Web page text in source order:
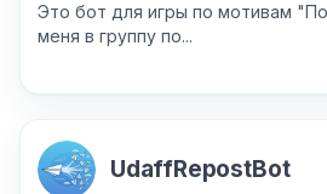
Это бот для игры по мотивам
меня в группу по...
UdaffRepostBot